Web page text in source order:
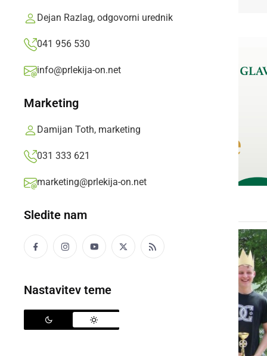
Dejan Razlag, odgovorni urednik
041 956 530
info@prlekija-on.net
Marketing
Damijan Toth, marketing
031 333 621
marketing@prlekija-on.net
Sledite nam
Nastavitev teme